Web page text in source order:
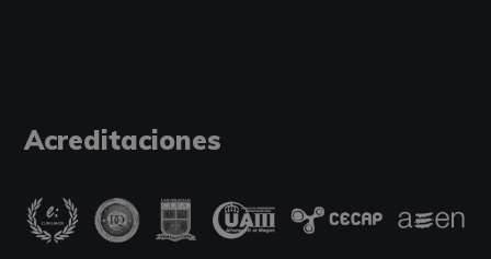
Acreditaciones